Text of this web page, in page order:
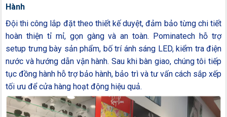
Hành
Đội thi công lắp đặt theo thiết kế duyệt, đảm bảo từng chi tiết
hoàn thiện tỉ mỉ, gọn gàng và an toàn. Pominatech hỗ trợ
setup trưng bày sản phẩm, bố trí ánh sáng LED, kiểm tra điện
nước và hướng dẫn vận hành. Sau khi bàn giao, chúng tôi tiếp
tục đồng hành hỗ trợ bảo hành, bảo trì và tư vấn cách sắp xếp
tối ưu để cửa hàng hoạt động hiệu quả.